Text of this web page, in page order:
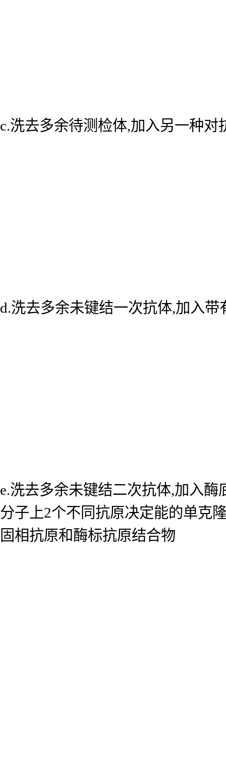
c.洗去多余待测检体,加入另一种
d.洗去多余未键结一次抗体,加入
e.洗去多余未键结二次抗体,加入
分子上2个不同抗原决定能的单克
固相抗原和酶标抗原结合物